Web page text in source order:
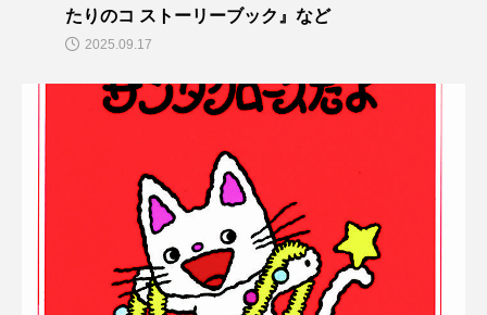
たりのコ ストーリーブック』など
2025.09.17